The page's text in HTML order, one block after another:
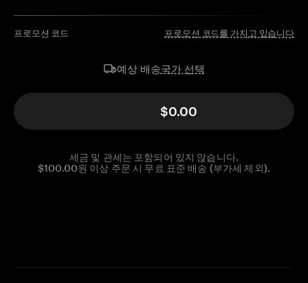
프로모션 코드 프로모션 코드를 가지고 있습니다
예상 배송국가 선택
$0.00
세금 및 관세는 포함되어 있지 않습니다.
$100.00원 이상 주문 시 무료 표준 배송 (부가세 제외).